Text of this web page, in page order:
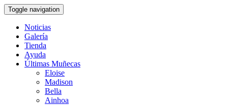
Toggle navigation
Noticias
Galería
Tienda
Ayuda
Últimas Muñecas
Eloise
Madison
Bella
Ainhoa